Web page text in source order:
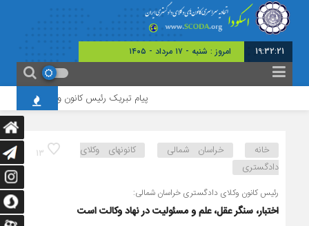
19:32:22 امروز : شنبه - ۱۷ مرداد - ۱۴۰۵
پیام تبریک رئیس کانون وکلای قزوین به
13 خانه خراسان شمالی
کانونهای وکلای
دادگستری
رئیس کانون وکلای دادگستری خراسان شمالی:
اختبار، سنگر عقل، علم و مسئولیت در نهاد وکالت است